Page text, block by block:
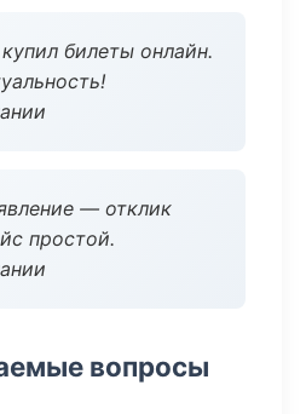
билеты онлайн.
— отклик
простой.
вопросы